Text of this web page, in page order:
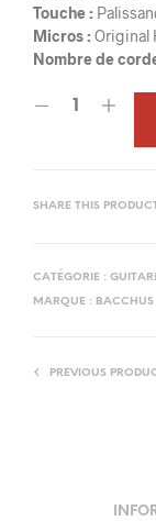
Touche :
Micros : Original
Nombre de
SHARE THIS
CATÉGORIE :
MARQUE : BACCHUS
PREVIOUS